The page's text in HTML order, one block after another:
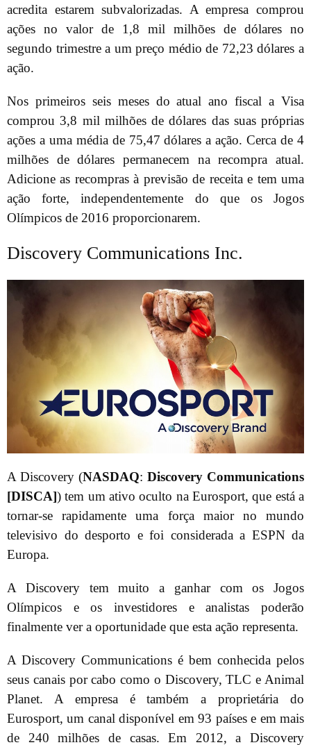
acredita estarem subvalorizadas. A empresa comprou
ações no valor de 1,8 mil milhões de dólares no
segundo trimestre a um preço médio de 72,23 dólares a
ação.
Nos primeiros seis meses do atual ano fiscal a Visa
comprou 3,8 mil milhões de dólares das suas próprias
ações a uma média de 75,47 dólares a ação. Cerca de 4
milhões de dólares permanecem na recompra atual.
Adicione as recompras à previsão de receita e tem uma
ação forte, independentemente do que os Jogos
Olímpicos de 2016 proporcionarem.
Discovery Communications Inc.
A Discovery (NASDAQ: Discovery Communications
[DISCA]) tem um ativo oculto na Eurosport, que está a
tornar-se rapidamente uma força maior no mundo
televisivo do desporto e foi considerada a ESPN da
Europa.
A Discovery tem muito a ganhar com os Jogos
Olímpicos e os investidores e analistas poderão
finalmente ver a oportunidade que esta ação representa.
A Discovery Communications é bem conhecida pelos
seus canais por cabo como o Discovery, TLC e Animal
Planet. A empresa é também a proprietária do
Eurosport, um canal disponível em 93 países e em mais
de 240 milhões de casas. Em 2012, a Discovery